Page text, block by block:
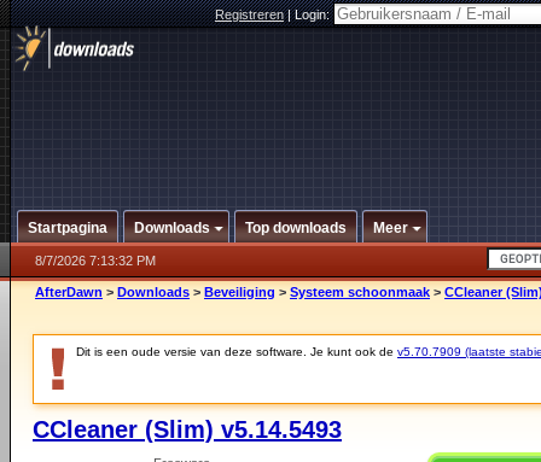
Registreren|Login:
Startpagina Downloads Top downloads Meer
8/7/2026 7:13:32 PM
AfterDawn > Downloads > Beveiliging > Systeem schoonmaak > CCleaner
Dit is een oude versie van deze software. Je kunt ook de v5.70.7909 (laatste
CCleaner (Slim) v5.14.5493